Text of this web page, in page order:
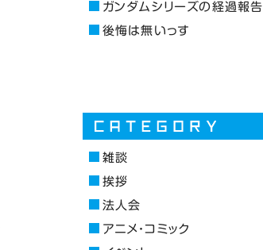
ガンダムシリーズの経過報告
後悔は無いっす
雑談
挨拶
法人会
アニメ・コミック